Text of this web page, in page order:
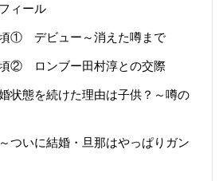
ィール
① デビュー～消えた噂まで
② ロンブー田村淳との交際
状態を続けた理由は子供？～噂の
ついに結婚・旦那はやっぱりガン